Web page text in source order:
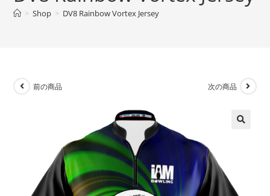
> Shop > DV8 Rainbow Vortex Jersey
前の商品 次の商品